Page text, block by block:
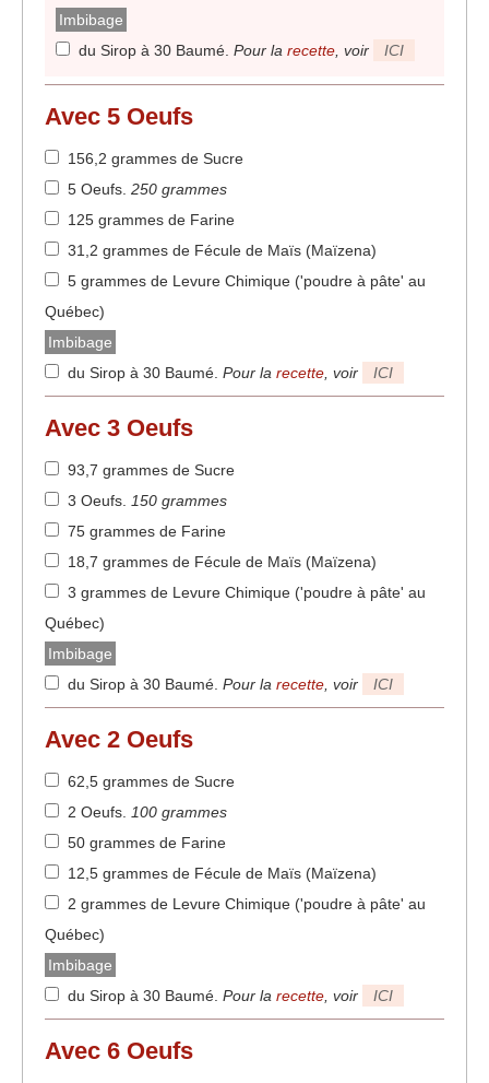
Imbibage
du Sirop à 30 Baumé Pour la recette , voir ICI
Avec 5 Oeufs
156,2 grammes de Sucre
5 Oeufs 250 grammes
125 grammes de Farine
31,2 grammes de Fécule de Maïs (Maïzena)
5 grammes de Levure Chimique ('poudre à pâte' au
Québec)
Imbibage
du Sirop à 30 Baumé Pour la recette , voir ICI
Avec 3 Oeufs
93,7 grammes de Sucre
3 Oeufs
150 grammes
75 grammes de Farine
18,7 grammes de Fécule de Maïs (Maïzena)
3 grammes de Levure Chimique ('poudre à pâte' au
Québec)
Imbibage
du Sirop à 30 Baumé Pour la recette , voir ICI
Avec 2 Oeufs
62,5 grammes de Sucre
2 Oeufs
100 grammes
50 grammes de Farine
12,5 grammes de Fécule de Maïs (Maïzena)
2 grammes de Levure Chimique ('poudre à pâte' au
Québec)
Imbibage
du Sirop à 30 Baumé Pour la recette , voir ICI
Avec 6 Oeufs